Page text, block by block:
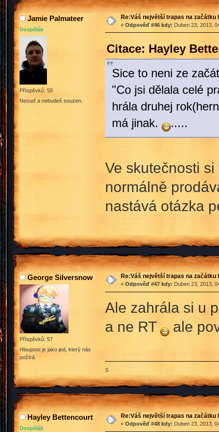
Jamie Palmateer
Dospělák
Příspěvků: 55
Nesuď a nebudeš souzen.
Re:Váš největší trapas na začátku
« Odpověď #46 kdy: Duben 23, 2013,
Citace: Hayley
Sice to neni ze
"Co jsi dělala celé
hrála druhej
má jinak.
.....
Ve skutečnosti
normálně
nastává otázka
George Silversnow
Příspěvků: 57
Hloupost je jako jed, který nás
požírá.
Re:Váš největší trapas na začátku
« Odpověď #47 kdy: Duben 23, 2013,
Ale zahrála si u
a ne RT
ale
S
Hayley Bettencourt
Dospělák
Re:Váš největší trapas na začátku
« Odpověď #48 kdy: Duben 23, 2013,